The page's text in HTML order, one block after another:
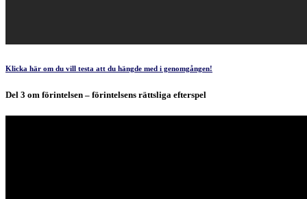
Klicka här om du vill testa att du hängde med i genomgången!
Del 3 om förintelsen – förintelsens rättsliga efterspel